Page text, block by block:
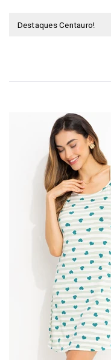
Destaques Centauro!